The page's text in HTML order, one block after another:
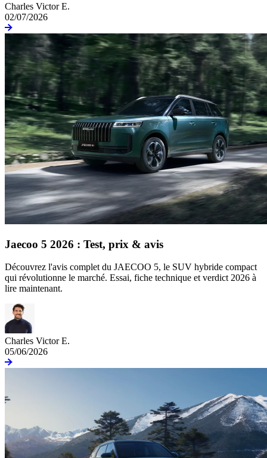
Charles Victor E.
02/07/2026
Jaecoo 5 2026 : Test, prix & avis
Découvrez l'avis complet du JAECOO 5, le SUV hybride compact
qui révolutionne le marché. Essai, fiche technique et verdict 2026 à
lire maintenant.
Charles Victor E.
05/06/2026